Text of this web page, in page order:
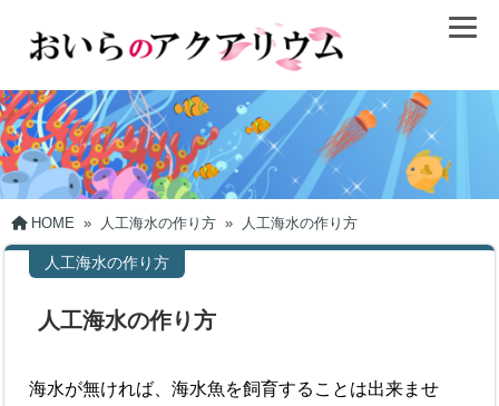
HOME » 人工海水の作り方 » 人工海水の作り方
人工海水の作り方
人工海水の作り方
海水が無ければ、海水魚を飼育することは出来ませ